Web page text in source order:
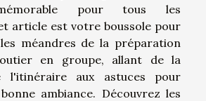
pour tous les
article est votre boussole pour
méandres de la préparation
en groupe, allant de la
l'itinéraire aux astuces pour
ambiance. Découvrez les